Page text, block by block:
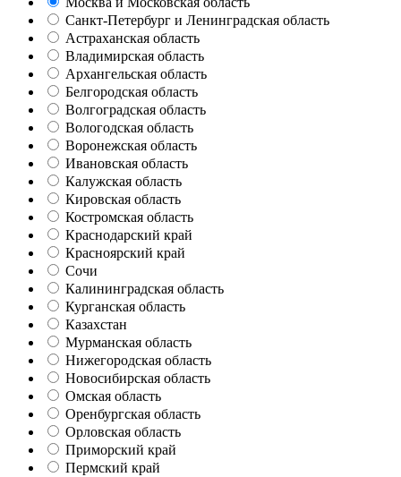
Санкт-Петербург и Ленинградская область
Астраханская область
Владимирская область
Архангельская область
Белгородская область
Волгоградская область
Вологодская область
Воронежская область
Ивановская область
Калужская область
Кировская область
Костромская область
Краснодарский край
Красноярский край
Сочи
Калининградская область
Курганская область
Казахстан
Мурманская область
Нижегородская область
Новосибирская область
Омская область
Оренбургская область
Орловская область
Приморский край
Пермский край